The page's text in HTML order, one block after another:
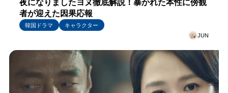
夜になりましたヨヌ徹底解説！暴かれた本性に傍観
者が迎えた因果応報
韓国ドラマ
キャラクター
JUN